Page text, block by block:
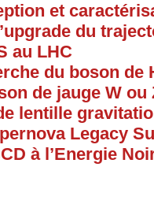
et
du
au LHC
du boson de
de jauge W ou
lentille
Legacy
à l’Energie